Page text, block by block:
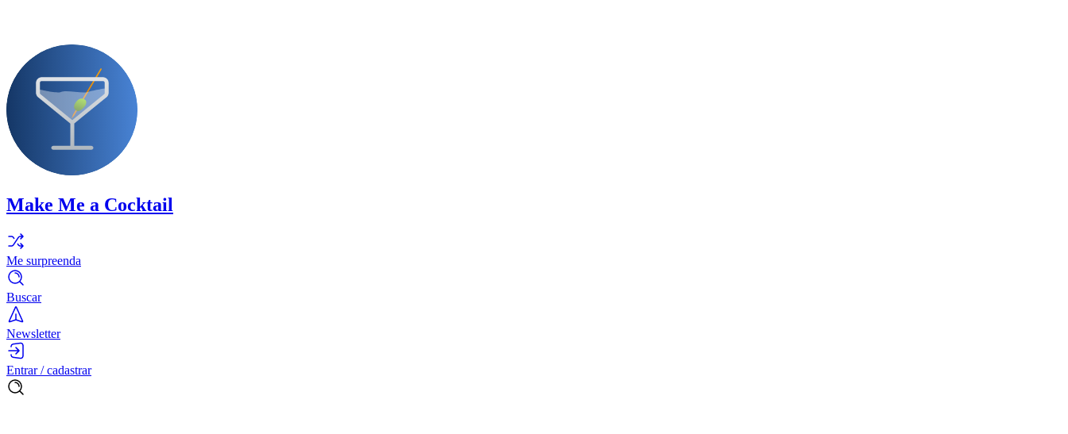
Make Me a Cocktail
Me surpreenda
Buscar
Newsletter
Entrar / cadastrar